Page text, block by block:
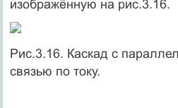
изображённую на рис.3.16.
Рис.3.16. Каскад с
связью по току.